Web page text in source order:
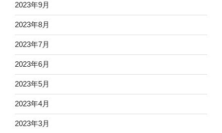
2023年9月
2023年8月
2023年7月
2023年6月
2023年5月
2023年4月
2023年3月